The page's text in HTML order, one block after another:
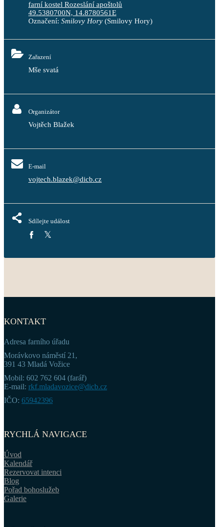
farní kostel Rozeslání apoštolů
49.5380700N, 14.8780561E
Označení: Smilovy Hory (Smilovy Hory)
Zařazení
Mše svatá
Organizátor
Vojtěch Blažek
E-mail
vojtech.blazek@dicb.cz
Sdílejte událost
KONTAKT
Adresa farního úřadu
Morávkovo náměstí 21,
391 43 Mladá Vožice
Mobil: 602 762 604 (farář)
E-mail: rkf.mladavozice@dicb.cz
IČO: 65942396
RYCHLÁ NAVIGACE
Úvod
Kalendář
Rezervovat intenci
Blog
Pořad bohoslužeb
Galerie